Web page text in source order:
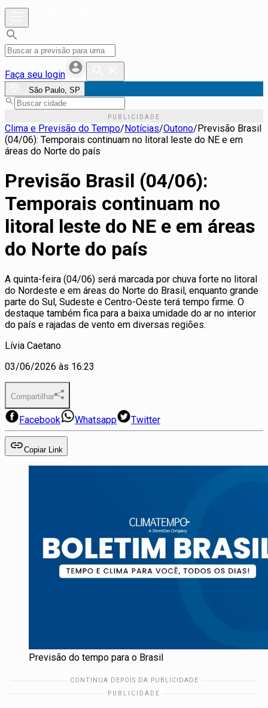
Faça seu login
São Paulo, SP
Clima e Previsão do Tempo/Notícias/Outono/Previsão Brasil
(04/06): Temporais continuam no litoral leste do NE e em
áreas do Norte do país
Previsão Brasil (04/06):
Temporais continuam no
litoral leste do NE e em áreas
do Norte do país
A quinta-feira (04/06) será marcada por chuva forte no litoral
do Nordeste e em áreas do Norte do Brasil, enquanto grande
parte do Sul, Sudeste e Centro-Oeste terá tempo firme. O
destaque também fica para a baixa umidade do ar no interior
do país e rajadas de vento em diversas regiões.
Lívia Caetano
03/06/2026 às 16:23
Compartilhar
Facebook Whatsapp Twitter
Copiar Link
Previsão do tempo para o Brasil